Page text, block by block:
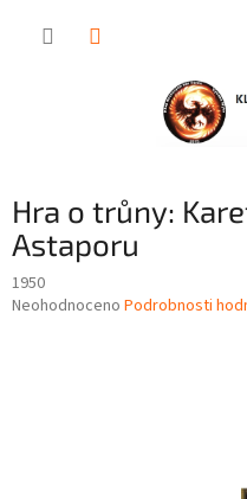
Hra o trůny:
Astaporu
1950
Průměrné
Neohodnoceno Podrobnosti